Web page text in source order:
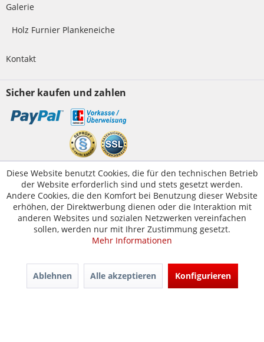
Galerie
Holz Furnier Plankeneiche
Kontakt
Sicher kaufen und zahlen
Kundenservice
Servicetelefon:05223-1830016
E-Mail:kontakt@tuer-und-zarge.de
© Tür-und-Zarge.de 2017
Diese Website benutzt Cookies, die für den technischen Betrieb
der Website erforderlich sind und stets gesetzt werden.
Andere Cookies, die den Komfort bei Benutzung dieser Website
erhöhen, der Direktwerbung dienen oder die Interaktion mit
anderen Websites und sozialen Netzwerken vereinfachen
sollen, werden nur mit Ihrer Zustimmung gesetzt.
Mehr Informationen
Ablehnen Alle akzeptieren Konfigurieren